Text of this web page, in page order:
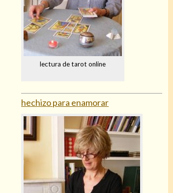
lectura de tarot online
hechizo para enamorar